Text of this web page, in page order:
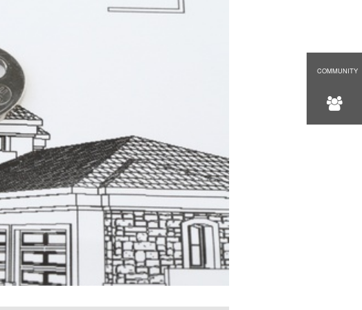
COMMUNITY